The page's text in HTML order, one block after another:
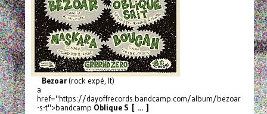
Bezoar(rock expé, It)
a
href="https://dayoffrecords.bandcamp.com/album/bezoar
-s-t">bandcamp Oblique S [ ... ]